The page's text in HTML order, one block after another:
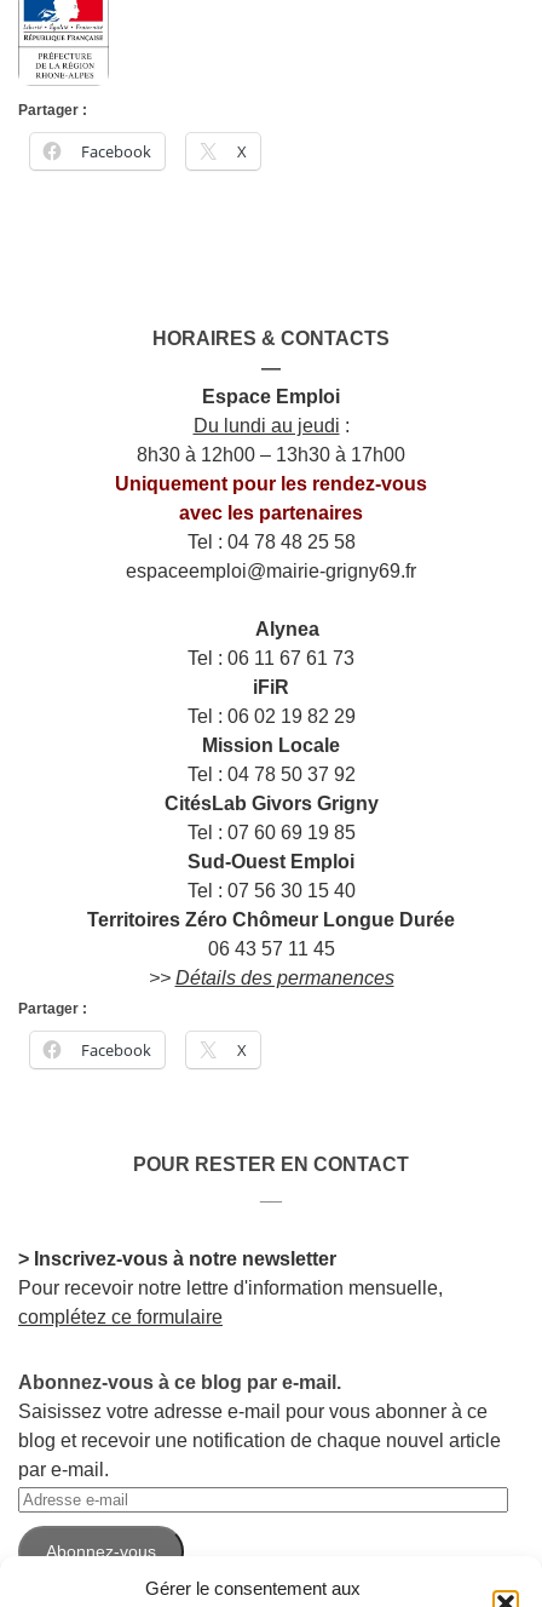
Gérer le consentement aux
Partager :
Facebook X
HORAIRES & CONTACTS
—
Espace Emploi
Du lundi au jeudi :
8h30 à 12h00 – 13h30 à 17h00
Uniquement pour les rendez-vous
avec les partenaires
Tel : 04 78 48 25 58
espaceemploi@mairie-grigny69.fr
Alynea
Tel : 06 11 67 61 73
iFiR
Tel : 06 02 19 82 29
Mission Locale
Tel : 04 78 50 37 92
CitésLab Givors Grigny
Tel : 07 60 69 19 85
Sud-Ouest Emploi
Tel : 07 56 30 15 40
Territoires Zéro Chômeur Longue Durée
06 43 57 11 45
>> Détails des permanences
Partager :
Facebook X
POUR RESTER EN CONTACT
> Inscrivez-vous à notre newsletter
Pour recevoir notre lettre d'information mensuelle,
complétez ce formulaire
Abonnez-vous à ce blog par e-mail.
Saisissez votre adresse e-mail pour vous abonner à ce
blog et recevoir une notification de chaque nouvel article
par e-mail.
Adresse
e-
mailAbonnez-vous